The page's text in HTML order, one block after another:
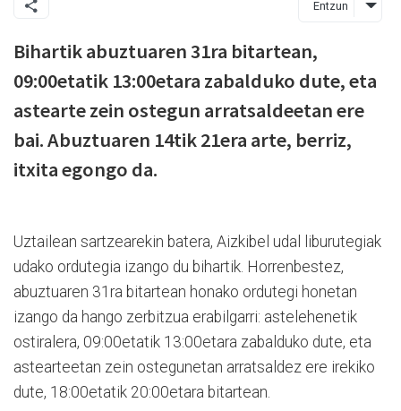
Entzun
Bihartik abuztuaren 31ra bitartean,
09:00etatik 13:00etara zabalduko dute, eta
astearte zein ostegun arratsaldeetan ere
bai. Abuztuaren 14tik 21era arte, berriz,
itxita egongo da.
Uztailean sartzearekin batera, Aizkibel udal liburutegiak
udako ordutegia izango du bihartik. Horrenbestez,
abuztuaren 31ra bitartean honako ordutegi honetan
izango da hango zerbitzua erabilgarri: astelehenetik
ostiralera, 09:00etatik 13:00etara zabalduko dute, eta
astearteetan zein ostegunetan arratsaldez ere irekiko
dute, 18:00etatik 20:00etara bitartean.